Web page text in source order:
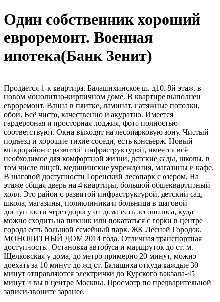
Один собственник хороший
евроремонт. Военная
ипотека(Банк Зенит)
Продается 1-к квартира, Балашихинское ш. д10, 8й этаж, в
новом монолитно-кирпичном доме. В квартире выполнен
евроремонт. Ванна в плитке, ламинат, натяжные потолки,
обои. Всё чисто, качественно и акуратно. Имеется
гардеробная и просторная лоджия, фото полностью
соответствуют. Окна выходят на лесопарковую зону. Чистый
подъезд и хорошие тихие соседи, есть консьерж. Новый
микрорайон с развитой инфраструктурой, имеется всё
необходимое для комфортной жизни, детские сады, школы, в
том числе лицей, медицинские учреждения, магазины и кафе.
В шаговой доступности Горенский лесопарк с озером, На
этаже общая дверь на 4 квартиры, большой общеквартирный
холл. Это район с развитой инфраструктурой, детский сад,
школа, магазины, поликлиника и больница в шаговой
доступности через дорогу от дома есть лесополоса, куда
можно сходить на пикник или покататься с горки в центре
города есть большой семейный парк. ЖК Лесной Городок.
МОНОЛИТНЫЙ ДОМ 2014 года. Отличная транспортная
доступность. Остановка автобуса и маршруток до ст. м.
Щелковская у дома, до метро примерно 20 минут, можно
доехать за 10 минут до жд ст. Балашиха откуда каждые 30
минут отправляются электрички до Курского вокзала-45
минут и вы в центре Москвы. Просмотр по предварительной
записи-звоните заранее.